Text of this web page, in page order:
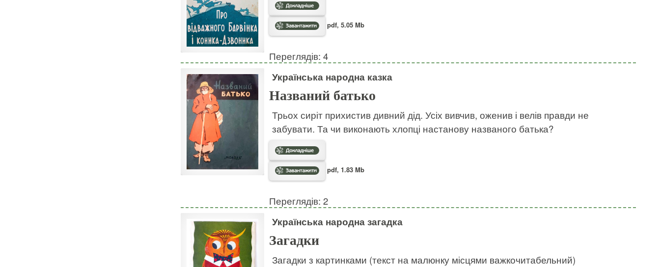
pdf, 5.05 Mb
Переглядів: 4
Українська народна казка
Названий батько
Трьох сиріт прихистив дивний дід. Усіх вивчив, оженив і велів правди не
забувати. Та чи виконають хлопці настанову названого батька?
pdf, 1.83 Mb
Переглядів: 2
Українська народна загадка
Загадки
Загадки з картинками (текст на малюнку місцями важкочитабельний)